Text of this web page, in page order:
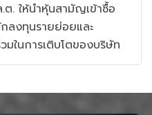
. ให้นำหุ้นสามัญเข้าซื้อ
ลงทุนรายย่อยและ
มในการเติบโตของบริษัท